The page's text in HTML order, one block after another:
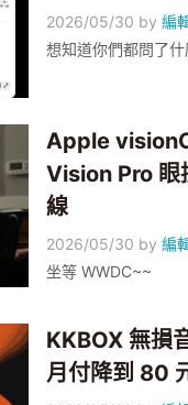
2026/05/30 by編
想知道你們都問了什
Apple
Vision Pro 眼
線
2026/05/30 by編
坐等 WWDC~~
KKBOX 無損
月付降到 80